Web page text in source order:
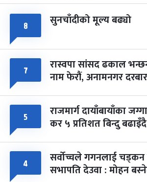
८ फागुपूर्णिमा
८ सुनचाँदीको मूल्य बढ्यो
७ रास्वपा सांसद ढकाल
नाम फेरौं, अनामनगर
५ राजमार्ग दायाँबायाँका
कर ५ प्रतिशत बिन्दु बढाइँदै
४ सर्वोच्चले गगनलाई
सभापति देउवा : मोहन